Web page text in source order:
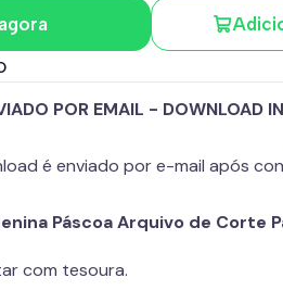
POR EMAIL - DOWNLOAD
é enviado por e-mail após
Páscoa Arquivo de Corte
com tesoura.